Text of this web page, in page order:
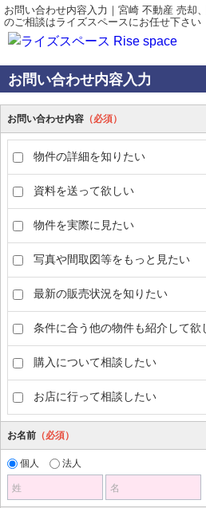
お問い合わせ内容入力｜宮崎 不動産 売却
のご相談はライズスペースにお任せ下さい
お問い合わせ内容入力
お問い合わせ内容 （必須）
物件の詳細を知りたい
資料を送って欲しい
物件を実際に見たい
写真や間取図等をもっと見たい
最新の販売状況を知りたい
条件に合う他の物件も紹介して欲
購入について相談したい
お店に行って相談したい
お名前 （必須）
個人 法人
姓 名